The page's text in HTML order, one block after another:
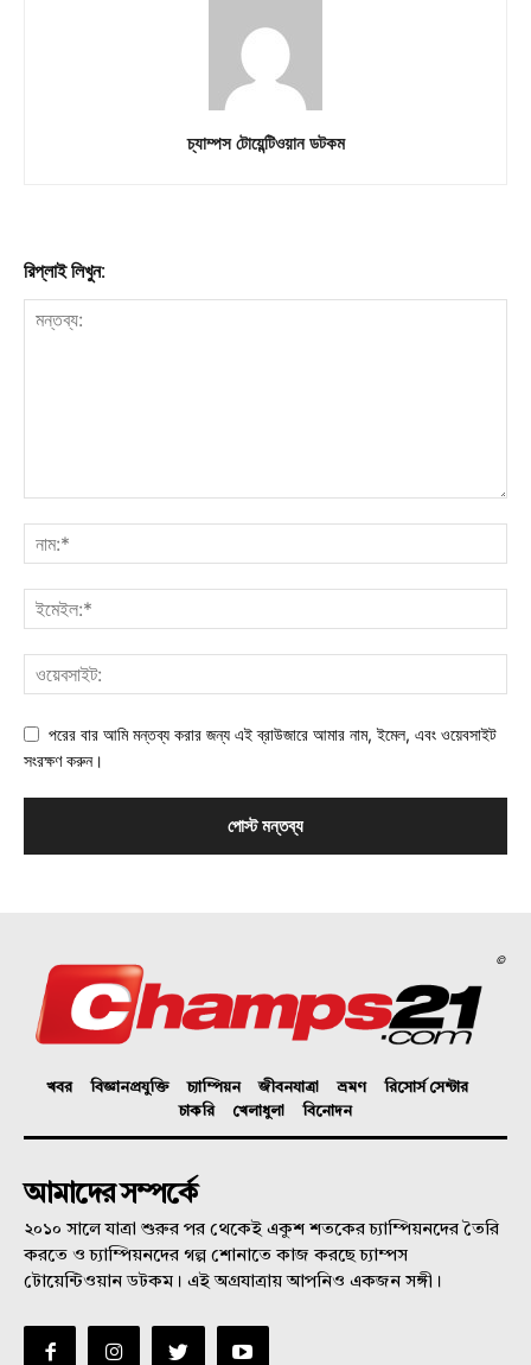
চ্যাম্পস টোয়েন্টিওয়ান ডটকম
রিপ্লাই লিখুন:
পরের বার আমি মন্তব্য করার জন্য এই ব্রাউজারে আমার নাম, ইমেল, এবং ওয়েবসাইট
সংরক্ষণ করুন।
©
খবর বিজ্ঞানপ্রযুক্তি চ্যাম্পিয়ন জীবনযাত্রা ভ্রমণ
রিসোর্স সেন্টার
চাকরি
খেলাধুলা বিনোদন
আমাদের সম্পর্কে
২০১০ সালে যাত্রা শুরুর পর থেকেই একুশ শতকের চ্যাম্পিয়নদের তৈরি
করতে ও চ্যাম্পিয়নদের গল্প শোনাতে কাজ করছে চ্যাম্পস
টোয়েন্টিওয়ান ডটকম। এই অগ্রযাত্রায় আপনিও একজন সঙ্গী।